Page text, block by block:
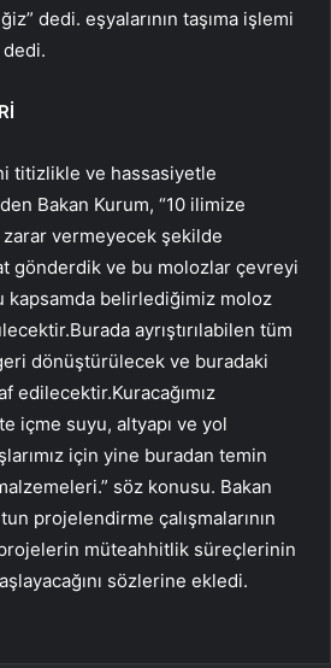
dedi. eşyalarının taşıma işlemi
dedi.
titizlikle ve hassasiyetle
Bakan Kurum, “10 ilimize
vermeyecek şekilde
gönderdik ve bu molozlar çevreyi
kapsamda belirlediğimiz moloz
ayrıştırılabilen tüm
dönüştürülecek ve buradaki
edilecektir.Kuracağımız
içme suyu, altyapı ve yol
için yine buradan temin
söz konusu. Bakan
projelendirme çalışmalarının
projelerin müteahhitlik süreçlerinin
sözlerine ekledi.